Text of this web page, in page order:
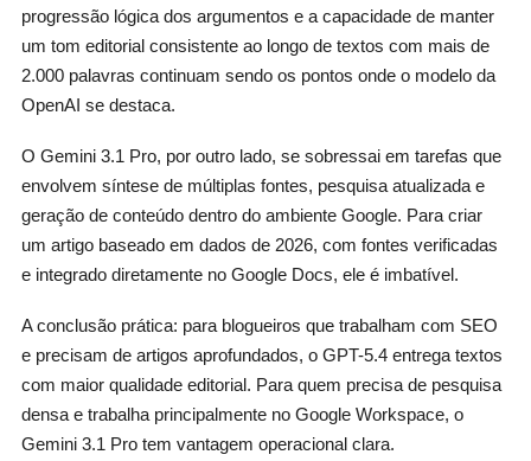
progressão lógica dos argumentos e a capacidade de manter
um tom editorial consistente ao longo de textos com mais de
2.000 palavras continuam sendo os pontos onde o modelo da
OpenAI se destaca.
O Gemini 3.1 Pro, por outro lado, se sobressai em tarefas que
envolvem síntese de múltiplas fontes, pesquisa atualizada e
geração de conteúdo dentro do ambiente Google. Para criar
um artigo baseado em dados de 2026, com fontes verificadas
e integrado diretamente no Google Docs, ele é imbatível.
A conclusão prática: para blogueiros que trabalham com SEO
e precisam de artigos aprofundados, o GPT-5.4 entrega textos
com maior qualidade editorial. Para quem precisa de pesquisa
densa e trabalha principalmente no Google Workspace, o
Gemini 3.1 Pro tem vantagem operacional clara.